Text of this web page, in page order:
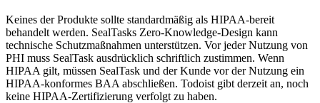
Keines der Produkte sollte standardmäßig als HIPAA-bereit
behandelt werden. SealTasks Zero-Knowledge-Design kann
technische Schutzmaßnahmen unterstützen. Vor jeder Nutzung von
PHI muss SealTask ausdrücklich schriftlich zustimmen. Wenn
HIPAA gilt, müssen SealTask und der Kunde vor der Nutzung ein
HIPAA-konformes BAA abschließen. Todoist gibt derzeit an, noch
keine HIPAA-Zertifizierung verfolgt zu haben.